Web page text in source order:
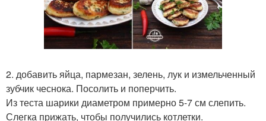
2. добавить яйца, пармезан, зелень, лук и измельченный
зубчик чеснока. Посолить и поперчить.
Из теста шарики диаметром примерно 5-7 см слепить.
Слегка прижать, чтобы получились котлетки.